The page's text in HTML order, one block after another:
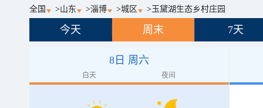
全国 >山东 >淄博 >城区 > 玉黛湖生态乡村庄园
今天 周末 7天
8日 周六
白天 夜间